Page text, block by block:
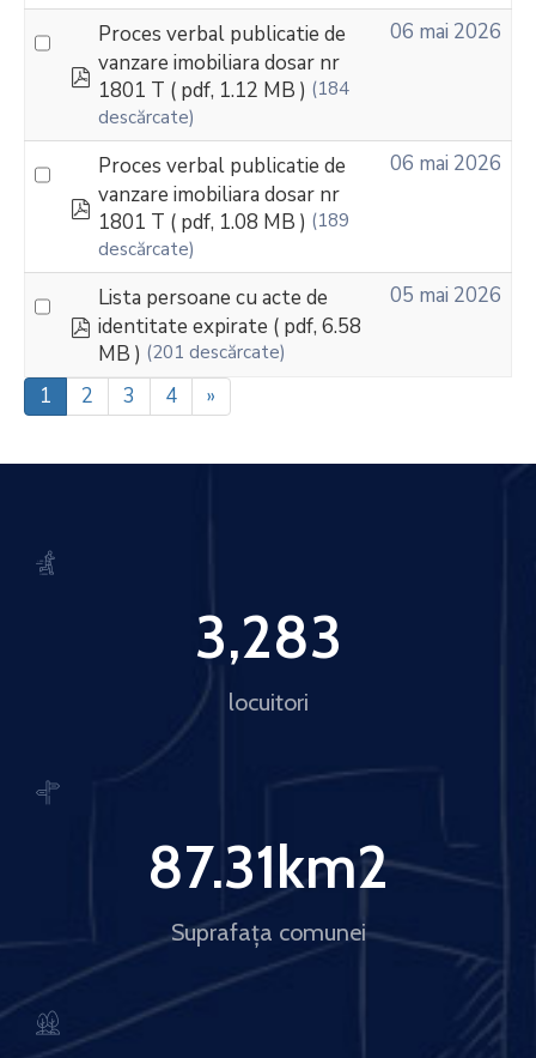
pdf
Proces verbal publicatie de
vanzare imobiliara dosar nr
1801 T ( pdf, 1.12 MB ) (184
descărcate)
06 mai 2026
pdf
Proces verbal publicatie de
vanzare imobiliara dosar nr
1801 T ( pdf, 1.08 MB ) (189
descărcate)
06 mai 2026
pdf
Lista persoane cu acte de
identitate expirate ( pdf, 6.58
MB ) (201 descărcate)
05 mai 2026
1 2 3 4 »
locuitori
3,283
Suprafața comunei
87.31km2